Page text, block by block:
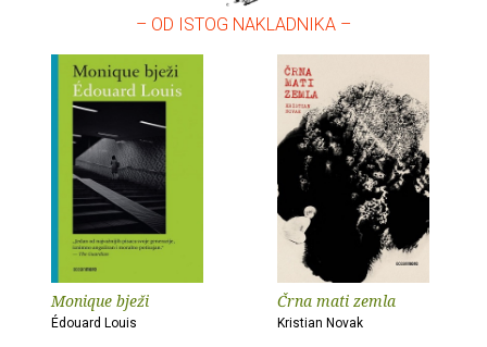
– OD ISTOG NAKLADNIKA –
Monique bježi
Édouard Louis
Črna mati zemla
Kristian Novak